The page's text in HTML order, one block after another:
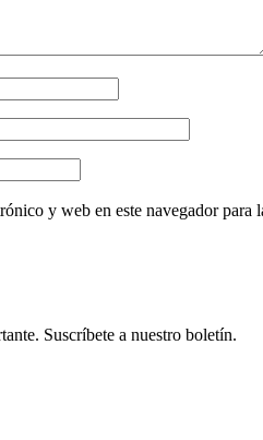
y web en este navegador para
Suscríbete a nuestro boletín.